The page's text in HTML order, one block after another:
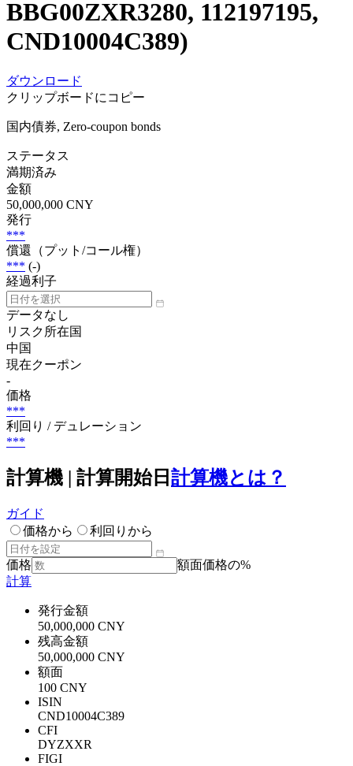
BBG00ZXR3280, 112197195,
CND10004C389)
ダウンロード
クリップボードにコピー
国内債券, Zero-coupon bonds
ステータス
満期済み
金額
50,000,000 CNY
発行
***
償還（プット/コール権）
*** (-)
経過利子
データなし
リスク所在国
中国
現在クーポン
-
価格
***
利回り / デュレーション
***
計算機 | 計算開始日 計算機とは？
ガイド
価格から
利回りから
価格
額面価格の%
計算
発行金額
50,000,000 CNY
残高金額
50,000,000 CNY
額面
100 CNY
ISIN
CND10004C389
CFI
DYZXXR
FIGI